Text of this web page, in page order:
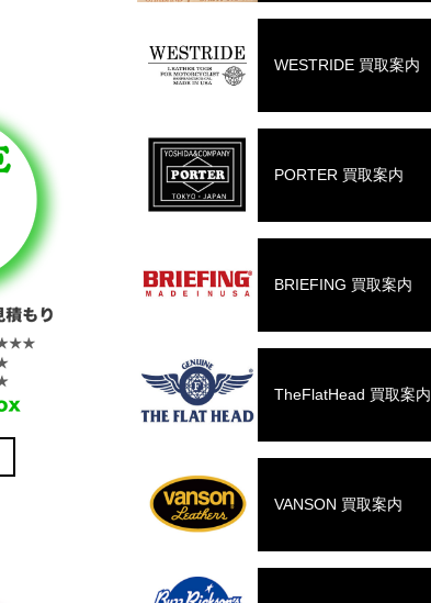
WESTRIDE 買取案内
PORTER 買取案内
BRIEFING 買取案内
TheFlatHead 買取案内
VANSON 買取案内